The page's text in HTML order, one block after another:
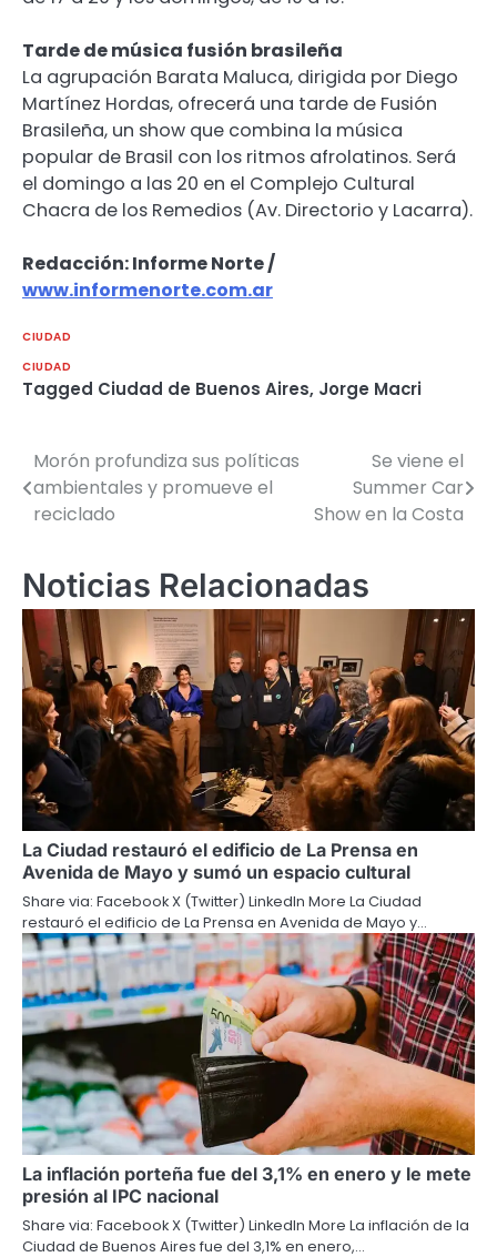
Tarde de música fusión brasileña
La agrupación Barata Maluca, dirigida por Diego
Martínez Hordas, ofrecerá una tarde de Fusión
Brasileña, un show que combina la música
popular de Brasil con los ritmos afrolatinos. Será
el domingo a las 20 en el Complejo Cultural
Chacra de los Remedios (Av. Directorio y Lacarra).
Redacción: Informe Norte /
www.informenorte.com.ar
CIUDAD
CIUDAD
Tagged Ciudad de Buenos Aires, Jorge Macri
Navegación
de
Morón profundiza sus políticas
ambientales y promueve el
reciclado
Se viene el
Summer Car
Show en la Costa
Noticias Relacionadas
La Ciudad restauró el edificio de La Prensa en
Avenida de Mayo y sumó un espacio cultural
Share via: Facebook X (Twitter) LinkedIn More La Ciudad
restauró el edificio de La Prensa en Avenida de Mayo y…
La inflación porteña fue del 3,1% en enero y le mete
presión al IPC nacional
Share via: Facebook X (Twitter) LinkedIn More La inflación de la
Ciudad de Buenos Aires fue del 3,1% en enero,…